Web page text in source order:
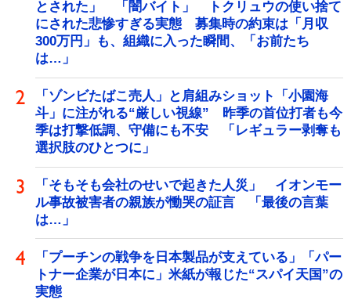
とされた」 「闇バイト」 トクリュウの使い捨て
にされた悲惨すぎる実態 募集時の約束は「月収
300万円」も、組織に入った瞬間、「お前たち
は…」
「ゾンビたばこ売人」と肩組みショット「小園海
斗」に注がれる“厳しい視線” 昨季の首位打者も今
季は打撃低調、守備にも不安 「レギュラー剥奪も
選択肢のひとつに」
「そもそも会社のせいで起きた人災」 イオンモー
ル事故被害者の親族が慟哭の証言 「最後の言葉
は…」
「プーチンの戦争を日本製品が支えている」「パー
トナー企業が日本に」米紙が報じた“スパイ天国”の
実態